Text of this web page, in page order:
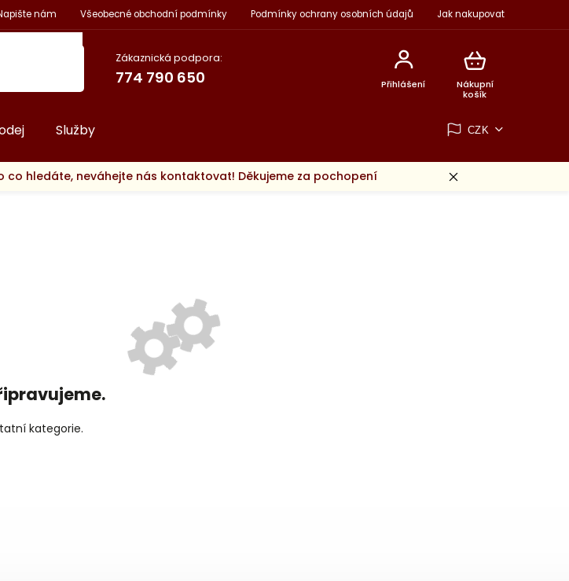
nám Všeobecné obchodní podmínky Podmínky ochrany osobních údajů Jak nakupovat
Zákaznická podpora:
774 790 650
Nákupní
košík
Přihlášení
CZK
Služby
co hledáte, neváhejte nás kontaktovat! Děkujeme za pochopení
kategorie.